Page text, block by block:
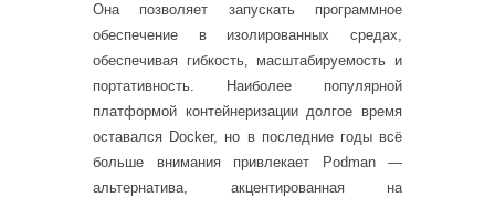
Она позволяет запускать программное
обеспечение в изолированных средах,
обеспечивая гибкость, масштабируемость и
портативность. Наиболее популярной
платформой контейнеризации долгое время
оставался Docker, но в последние годы всё
больше внимания привлекает Podman —
альтернатива, акцентированная на